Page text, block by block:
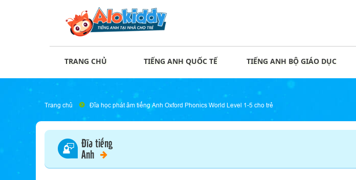
TRANG CHỦ TIẾNG ANH QUỐC TẾ TIẾNG ANH BỘ GIÁO DỤC
Trang chủ Đĩa học phát âm tiếng Anh Oxford Phonics World Level 1-5 cho trẻ
Đĩa tiếng
Anh